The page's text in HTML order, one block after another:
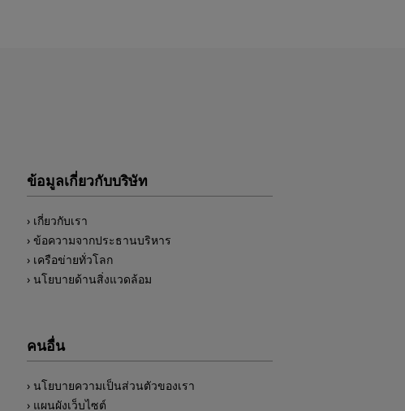
ข้อมูลเกี่ยวกับบริษัท
เกี่ยวกับเรา
ข้อความจากประธานบริหาร
เครือข่ายทั่วโลก
นโยบายด้านสิ่งแวดล้อม
คนอื่น
นโยบายความเป็นส่วนตัวของเรา
แผนผังเว็บไซต์